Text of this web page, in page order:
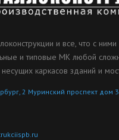
и все, что с
и типовые МК любой
каркасов зданий и
2 Муринский проспект дом